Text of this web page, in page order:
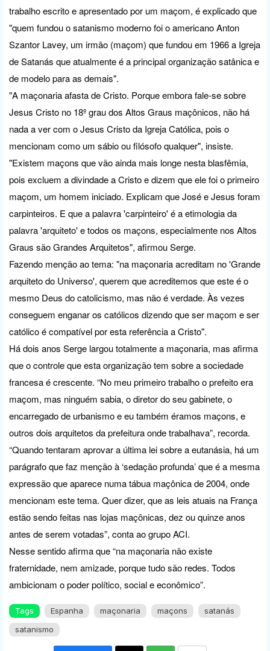
trabalho escrito e apresentado por um maçom, é explicado que
"quem fundou o satanismo moderno foi o americano Anton
Szantor Lavey, um irmão (maçom) que fundou em 1966 a Igreja
de Satanás que atualmente é a principal organização satânica e
de modelo para as demais".
"A maçonaria afasta de Cristo. Porque embora fale-se sobre
Jesus Cristo no 18º grau dos Altos Graus maçônicos, não há
nada a ver com o Jesus Cristo da Igreja Católica, pois o
mencionam como um sábio ou filósofo qualquer", insiste.
"Existem maçons que vão ainda mais longe nesta blasfêmia,
pois excluem a divindade a Cristo e dizem que ele foi o primeiro
maçom, um homem iniciado. Explicam que José e Jesus foram
carpinteiros. E que a palavra 'carpinteiro' é a etimologia da
palavra 'arquiteto' e todos os maçons, especialmente nos Altos
Graus são Grandes Arquitetos", afirmou Serge.
Fazendo menção ao tema: "na maçonaria acreditam no 'Grande
arquiteto do Universo', querem que acreditemos que este é o
mesmo Deus do catolicismo, mas não é verdade. Às vezes
conseguem enganar os católicos dizendo que ser maçom e ser
católico é compatível por esta referência a Cristo".
Há dois anos Serge largou totalmente a maçonaria, mas afirma
que o controle que esta organização tem sobre a sociedade
francesa é crescente. “No meu primeiro trabalho o prefeito era
maçom, mas ninguém sabia, o diretor do seu gabinete, o
encarregado de urbanismo e eu também éramos maçons, e
outros dois arquitetos da prefeitura onde trabalhava”, recorda.
“Quando tentaram aprovar a última lei sobre a eutanásia, há um
parágrafo que faz menção à ‘sedação profunda’ que é a mesma
expressão que aparece numa tábua maçônica de 2004, onde
mencionam este tema. Quer dizer, que as leis atuais na França
estão sendo feitas nas lojas maçônicas, dez ou quinze anos
antes de serem votadas”, conta ao grupo ACI.
Nesse sentido afirma que “na maçonaria não existe
fraternidade, nem amizade, porque tudo são redes. Todos
ambicionam o poder político, social e econômico”.
Tags Espanha maçonaria maçons
satanás
satanismo